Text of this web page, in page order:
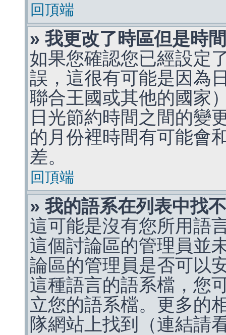
回頂端
» 我更改了時區但是時
如果您確認您已經設定
誤，這很有可能是因為
聯合王國或其他的國家
日光節約時間之間的變
的月份裡時間有可能會
差。
回頂端
» 我的語系在列表中找
這可能是沒有您所用語
這個討論區的管理員並
論區的管理員是否可以
這種語言的語系檔，您
立您的語系檔。更多的
隊網站上找到（連結請